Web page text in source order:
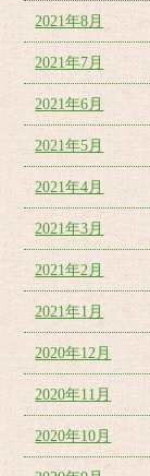
2021年8月
2021年7月
2021年6月
2021年5月
2021年4月
2021年3月
2021年2月
2021年1月
2020年12月
2020年11月
2020年10月